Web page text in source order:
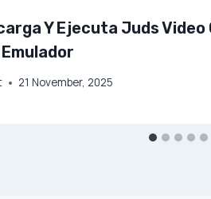
Y Ejecuta Juds Video
21 November, 2025